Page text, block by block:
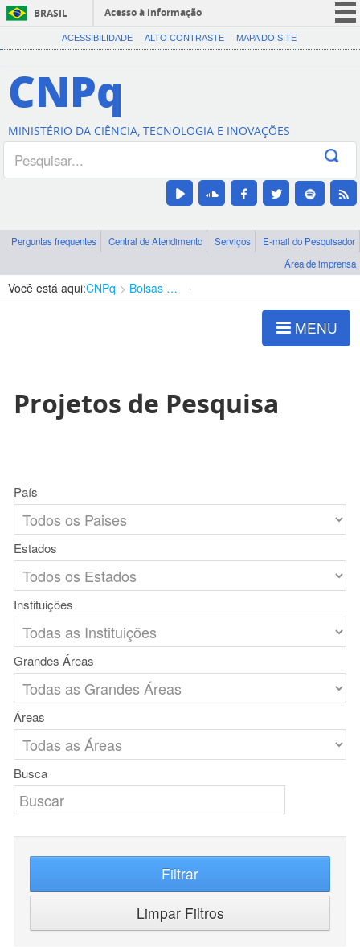
BRASIL
Acesso à informação
CORONAVÍRUS (COVID-19)
Canais
ACESSIBILIDADE ALTO CONTRASTE MAPA DO SITE
CNPq
MINISTÉRIO DA CIÊNCIA, TECNOLOGIA E INOVAÇÕES
Perguntas frequentes Central de Atendimento Serviços
E-mail do Pesquisador
Área de imprensa
Você está aqui:CNPq Bolsas e Auxílios Vigentes
MENU
Projetos de Pesquisa
País
Estados
Instituições
Grandes Áreas
Áreas
Busca
Filtrar
Limpar Filtros